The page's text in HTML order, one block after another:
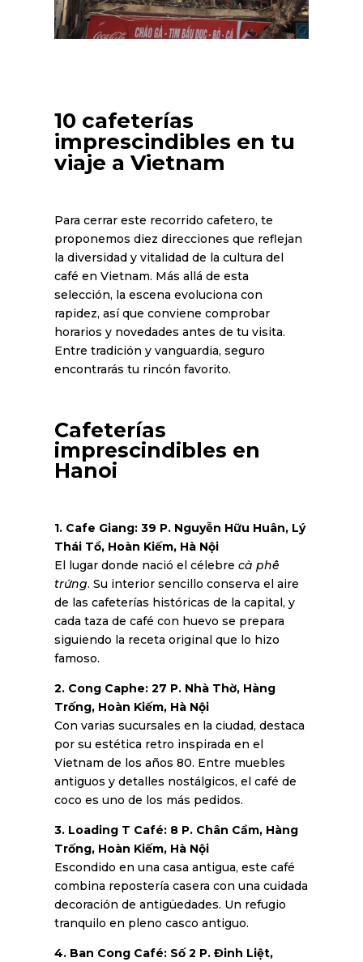
10 cafeterías
imprescindibles en tu
viaje a Vietnam
Para cerrar este recorrido cafetero, te
proponemos diez direcciones que reflejan
la diversidad y vitalidad de la cultura del
café en Vietnam. Más allá de esta
selección, la escena evoluciona con
rapidez, así que conviene comprobar
horarios y novedades antes de tu visita.
Entre tradición y vanguardia, seguro
encontrarás tu rincón favorito.
Cafeterías
imprescindibles en
Hanoi
1. Cafe Giang: 39 P. Nguyễn Hữu Huân, Lý
Thái Tổ, Hoàn Kiếm, Hà Nội
El lugar donde nació el célebrecà phê
trứng. Su interior sencillo conserva el aire
de las cafeterías históricas de la capital, y
cada taza de café con huevo se prepara
siguiendo la receta original que lo hizo
famoso.
2. Cong Caphe: 27 P. Nhà Thờ, Hàng
Trống, Hoàn Kiếm, Hà Nội
Con varias sucursales en la ciudad, destaca
por su estética retro inspirada en el
Vietnam de los años 80. Entre muebles
antiguos y detalles nostálgicos, el café de
coco es uno de los más pedidos.
3. Loading T Café: 8 P. Chân Cầm, Hàng
Trống, Hoàn Kiếm, Hà Nội
Escondido en una casa antigua, este café
combina repostería casera con una cuidada
decoración de antigüedades. Un refugio
tranquilo en pleno casco antiguo.
4. Ban Cong Café: Số 2 P. Đinh Liệt,